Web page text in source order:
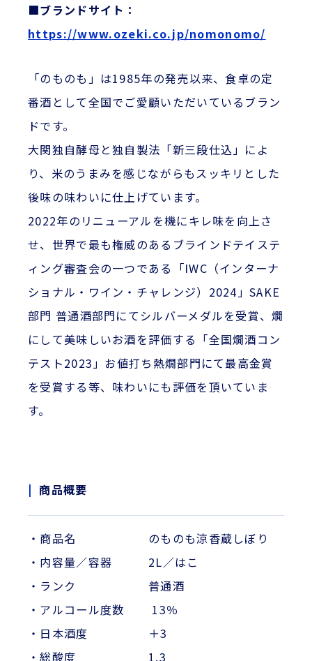
■ブランドサイト：
https://www.ozeki.co.jp/nomonomo/
「のものも」は1985年の発売以来、食卓の定
番酒として全国でご愛顧いただいているブラン
ドです。
大関独自酵母と独自製法「新三段仕込」によ
り、米のうまみを感じながらもスッキリとした
後味の味わいに仕上げています。
2022年のリニューアルを機にキレ味を向上さ
せ、世界で最も権威のあるブラインドテイステ
ィング審査会の一つである「IWC（インターナ
ショナル・ワイン・チャレンジ）2024」SAKE
部門 普通酒部門にてシルバーメダルを受賞、燗
にして美味しいお酒を評価する「全国燗酒コン
テスト2023」お値打ち熱燗部門にて最高金賞
を受賞する等、味わいにも評価を頂いていま
す。
商品概要
・商品名 のものも涼香蔵しぼり
・内容量／容器 2L／はこ
・ランク 普通酒
・アルコール度数 13％
・日本酒度 ＋3
・総酸度 1.3